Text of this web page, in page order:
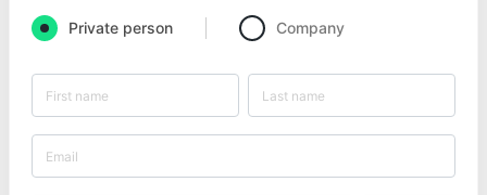
Private person Company